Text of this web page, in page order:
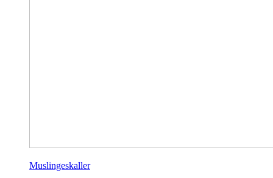
Muslingeskaller